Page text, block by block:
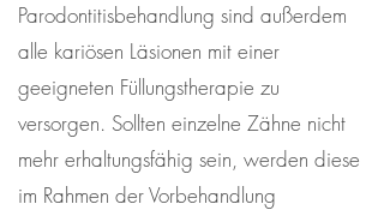
Parodontitisbehandlung sind außerdem
alle kariösen Läsionen mit einer
geeigneten Füllungstherapie zu
versorgen. Sollten einzelne Zähne nicht
mehr erhaltungsfähig sein, werden diese
im Rahmen der Vorbehandlung